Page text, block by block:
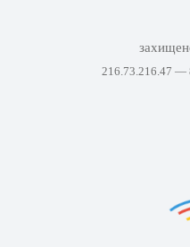
216.73.216.47 —